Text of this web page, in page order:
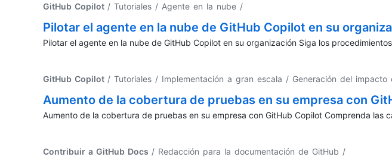
GitHub Copilot / Tutoriales / Agente en la nube /
Pilotar el agente en la nube de GitHub Copilot en su
Pilotar el agente en la nube de GitHub Copilot en su organización Siga los
GitHub Copilot / Tutoriales / Implementación a gran escala / Generación del impacto
Aumento de la cobertura de pruebas en su empresa con
Aumento de la cobertura de pruebas en su empresa con GitHub Copilot Comprenda
Contribuir a GitHub Docs / Redacción para la documentación de GitHub /